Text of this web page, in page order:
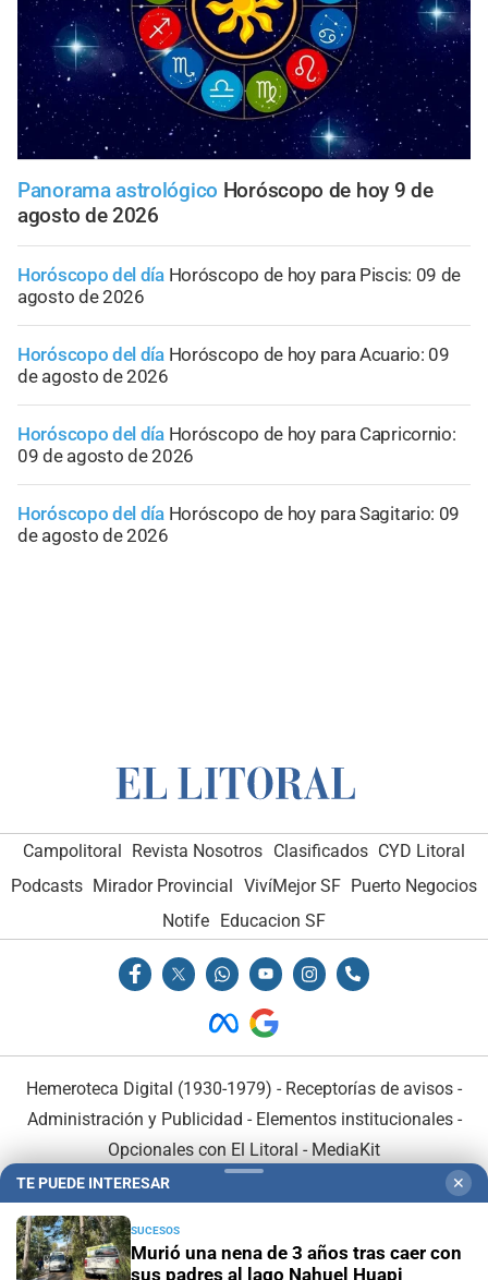
Panorama astrológico Horóscopo de hoy 9 de
agosto de 2026
Horóscopo del día Horóscopo de hoy para Piscis: 09 de
agosto de 2026
Horóscopo del día Horóscopo de hoy para Acuario: 09
de agosto de 2026
Horóscopo del día Horóscopo de hoy para Capricornio:
09 de agosto de 2026
Horóscopo del día Horóscopo de hoy para Sagitario: 09
de agosto de 2026
Campolitoral Revista Nosotros Clasificados CYD Litoral
Podcasts Mirador Provincial VivíMejor SF Puerto Negocios
Notife
Educacion SF
Hemeroteca Digital (1930-1979) - Receptorías de avisos -
Administración y Publicidad - Elementos institucionales-
Opcionales con El Litoral - MediaKit
TE PUEDE INTERESAR ✕
SUCESOS
Murió una nena de 3 años tras caer con
sus padres al lago Nahuel Huapi